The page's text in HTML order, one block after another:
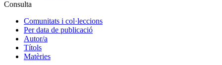
Consulta
Comunitats i col·leccions
Per data de publicació
Autor/a
Títols
Matèries